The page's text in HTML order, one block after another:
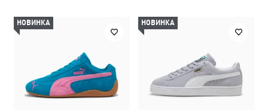
НОВИНКА НОВИНКА